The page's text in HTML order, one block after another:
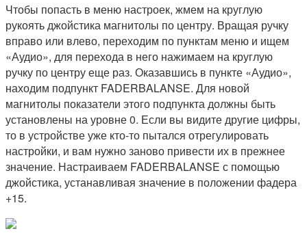
Чтобы попасть в меню настроек, жмем на круглую
рукоять джойстика магнитолы по центру. Вращая ручку
вправо или влево, переходим по пунктам меню и ищем
«Аудио», для перехода в него нажимаем на круглую
ручку по центру еще раз. Оказавшись в пункте «Аудио»,
находим подпункт FADERBALANSE. Для новой
магнитолы показатели этого подпункта должны быть
установлены на уровне 0. Если вы видите другие цифры,
то в устройстве уже кто-то пытался отрегулировать
настройки, и вам нужно заново привести их в прежнее
значение. Настраиваем FADERBALANSE с помощью
джойстика, устанавливая значение в положении фадера
+15.